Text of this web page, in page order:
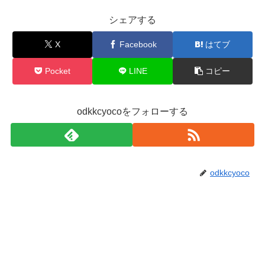
シェアする
X Facebook はてブ
Pocket LINE コピー
odkkcyocoをフォローする
odkkcyoco